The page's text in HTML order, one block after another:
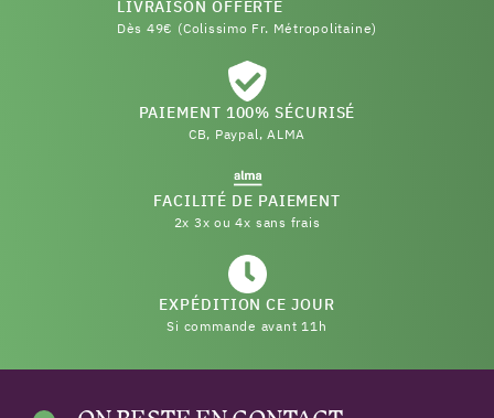
LIVRAISON OFFERTE
Dès 49€ (Colissimo Fr. Métropolitaine)
PAIEMENT 100% SÉCURISÉ
CB, Paypal, ALMA
FACILITÉ DE PAIEMENT
2x 3x ou 4x sans frais
EXPÉDITION CE JOUR
Si commande avant 11h